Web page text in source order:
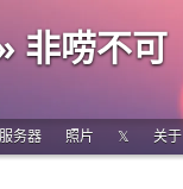
非唠不可
服务器 照片 𝕏 关于